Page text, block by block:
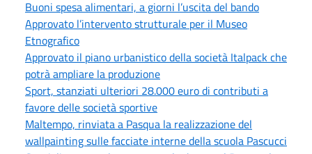
Buoni spesa alimentari, a giorni l’uscita del bando
Approvato l’intervento strutturale per il Museo
Etnografico
Approvato il piano urbanistico della società Italpack che
potrà ampliare la produzione
Sport, stanziati ulteriori 28.000 euro di contributi a
favore delle società sportive
Maltempo, rinviata a Pasqua la realizzazione del
wallpainting sulle facciate interne della scuola Pascucci